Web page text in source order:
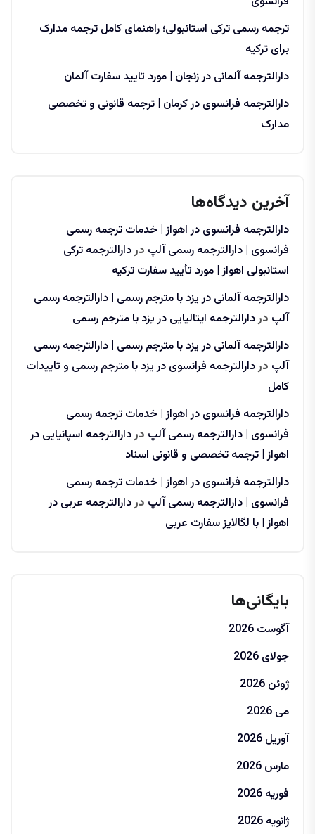
ترجمه رسمی ترکی استانبولی؛ راهنمای کامل ترجمه مدارک
برای ترکیه
دارالترجمه آلمانی در زنجان | مورد تایید سفارت آلمان
دارالترجمه فرانسوی در کرمان | ترجمه قانونی و تخصصی
مدارک
آخرین دیدگاه‌ها
دارالترجمه فرانسوی در اهواز | خدمات ترجمه رسمی
فرانسوی | دارالترجمه رسمی آلپ دردارالترجمه ترکی
استانبولی اهواز | مورد تأیید سفارت ترکیه
دارالترجمه آلمانی در یزد با مترجم رسمی | دارالترجمه رسمی
آلپ دردارالترجمه ایتالیایی در یزد با مترجم رسمی
دارالترجمه آلمانی در یزد با مترجم رسمی | دارالترجمه رسمی
آلپ دردارالترجمه فرانسوی در یزد با مترجم رسمی و تاییدات
کامل
دارالترجمه فرانسوی در اهواز | خدمات ترجمه رسمی
فرانسوی | دارالترجمه رسمی آلپ دردارالترجمه اسپانیایی در
اهواز | ترجمه تخصصی و قانونی اسناد
دارالترجمه فرانسوی در اهواز | خدمات ترجمه رسمی
فرانسوی | دارالترجمه رسمی آلپ دردارالترجمه عربی در
اهواز | با لگالایز سفارت عربی
بایگانی‌ها
آگوست 2026
جولای 2026
ژوئن 2026
می 2026
آوریل 2026
مارس 2026
فوریه 2026
ژانویه 2026